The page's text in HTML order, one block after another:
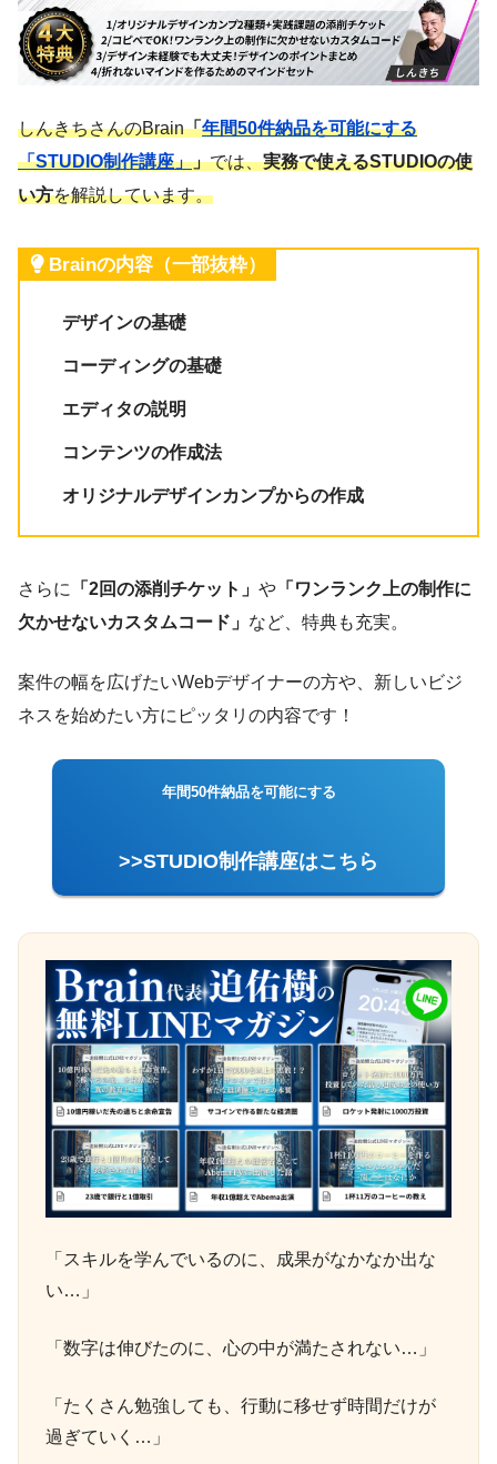
しんきちさんのBrain「年間50件納品を可能にする
「STUDIO制作講座」」では、実務で使えるSTUDIOの使
い方を解説しています。
Brainの内容（一部抜粋）
デザインの基礎
コーディングの基礎
エディタの説明
コンテンツの作成法
オリジナルデザインカンプからの作成
さらに 「2回の添削チケット」 や 「ワンランク上の制作に
欠かせないカスタムコード」 など、特典も充実。
案件の幅を広げたいWebデザイナーの方や、新しいビジ
ネスを始めたい方にピッタリの内容です！
年間50件納品を可能にする
>>STUDIO制作講座はこちら
「スキルを学んでいるのに、成果がなかなか出な
い…」
「数字は伸びたのに、心の中が満たされない…」
「たくさん勉強しても、行動に移せず時間だけが
過ぎていく…」